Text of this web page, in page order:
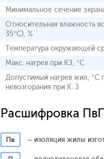
Минимальное сечение
Относительная влажность
35°С), %
Температура окружающей
Макс. нагрев при КЗ, °С
Допустимый нагрев жил, °С
невозгорания при К. З
Расшифровка
Пв – изоляция жилы